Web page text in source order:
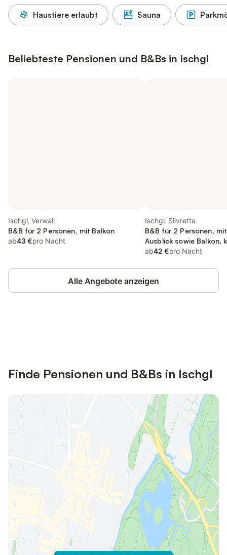
Haustiere erlaubt Sauna
Beliebteste Pensionen und B&Bs in Ischgl
Ischgl, Verwall
B&B für 2 Personen, mit Balkon
ab43 €pro Nacht
Ischgl, Silvretta
B&B für 2 Personen,
Ausblick sowie Balkon,
ab42 €pro Nacht
Alle Angebote anzeigen
Finde Pensionen und B&Bs in Ischgl